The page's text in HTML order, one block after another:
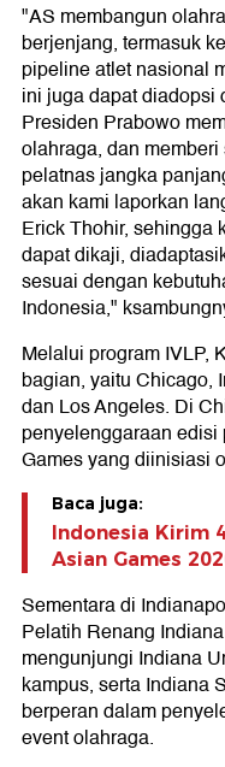
"AS membangun
berjenjang, termasuk
pipeline atlet nasional
ini juga dapat diadopsi
Presiden Prabowo
olahraga, dan
pelatnas jangka
akan kami laporkan
Erick Thohir, sehingga
dapat dikaji,
sesuai dengan
Indonesia,"
Melalui program IVLP,
bagian, yaitu Chicago,
dan Los Angeles. Di
penyelenggaraan
Games yang diinisiasi
Baca juga:
Indonesia Kirim
Asian Games
Sementara di
Pelatih Renang
mengunjungi Indiana
kampus, serta Indiana
berperan dalam
event olahraga.